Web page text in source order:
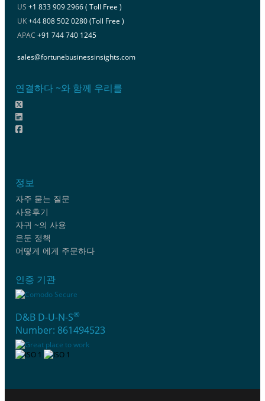
US +1 833 909 2966 ( Toll Free )
UK+44 808 502 0280 (Toll Free )
APAC +91 744 740 1245
sales@fortunebusinessinsights.com
연결하다 ~와 함께 우리를
정보
자주 묻는 질문
사용후기
자귀 ~의 사용
은둔 정책
어떻게 에게 주문하다
인증 기관
D&B D-U-N-S®
Number: 861494523